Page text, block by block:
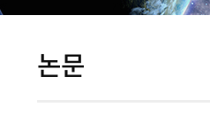
논문